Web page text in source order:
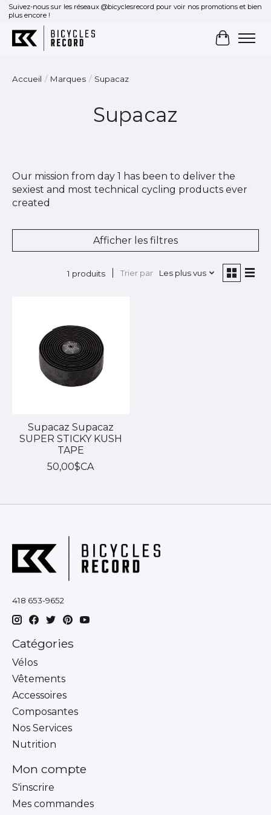
Suivez-nous sur les réseaux @bicyclesrecord pour voir nos promotions et bien
plus encore !
Panier
Accueil / Marques / Supacaz
Supacaz
Our mission from day 1 has been to deliver the
sexiest and most technical cycling products ever
created
Afficher les filtres
1 produits Trier par Les plus vus
Supacaz Supacaz
SUPER STICKY KUSH
TAPE
50,00$CA
418 653-9652
Catégories
Vélos
Vêtements
Accessoires
Composantes
Nos Services
Nutrition
Mon compte
S'inscrire
Mes commandes